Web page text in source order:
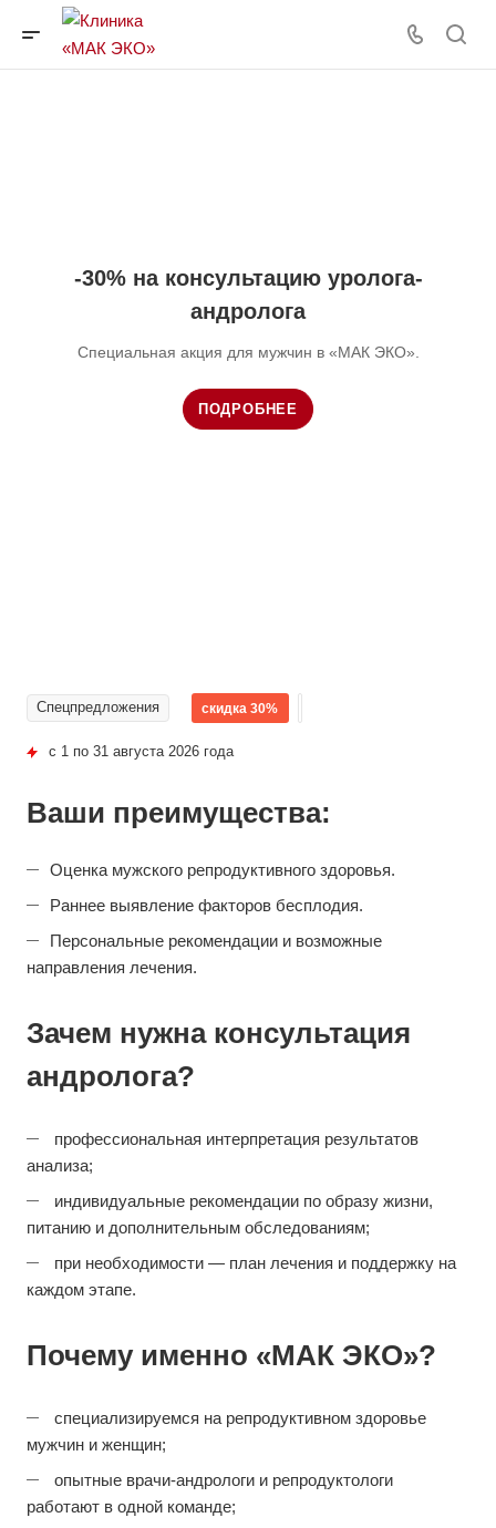
-30% на консультацию уролога-
андролога
Специальная акция для мужчин в «МАК ЭКО».
ПОДРОБНЕЕ
Спецпредложения скидка 30%
с 1 по 31 августа 2026 года
Ваши преимущества:
Оценка мужского репродуктивного здоровья.
Раннее выявление факторов бесплодия.
Персональные рекомендации и возможные
направления лечения.
Зачем нужна консультация
андролога?
профессиональная интерпретация результатов
анализа;
индивидуальные рекомендации по образу жизни,
питанию и дополнительным обследованиям;
при необходимости — план лечения и поддержку на
каждом этапе.
Почему именно «МАК ЭКО»?
специализируемся на репродуктивном здоровье
мужчин и женщин;
опытные врачи-андрологи и репродуктологи
работают в одной команде;